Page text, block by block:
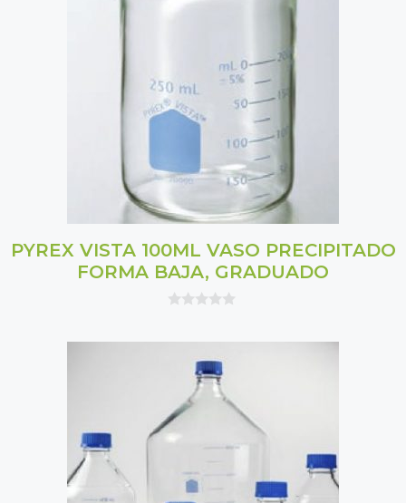
PYREX VISTA 100ML VASO PRECIPITADO
FORMA BAJA, GRADUADO
u